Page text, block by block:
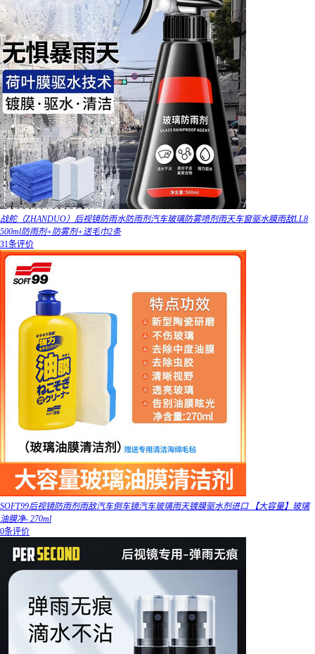
战舵（ZHANDUO）后视镜防雨水防雨剂汽车玻璃防雾喷剂雨天车窗驱水膜雨敌LL8
500ml防雨剂+防雾剂+送毛巾2条
31条评价
SOFT99后视镜防雨剂雨敌汽车倒车镜汽车玻璃雨天镀膜驱水剂进口 【大容量】玻璃
油膜净- 270ml
0条评价